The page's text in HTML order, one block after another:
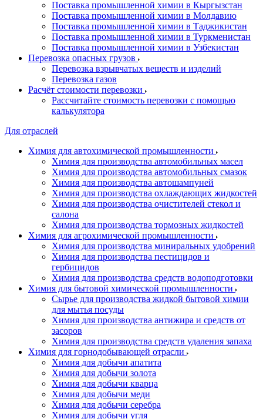
Поставка промышленной химии в Кыргызстан
Поставка промышленной химии в Молдавию
Поставка промышленной химии в Таджикистан
Поставка промышленной химии в Туркменистан
Поставка промышленной химии в Узбекистан
Перевозка опасных грузов
Перевозка взрывчатых веществ и изделий
Перевозка газов
Расчёт стоимости перевозки
Рассчитайте стоимость перевозки с помощью
калькулятора
Для отраслей
Химия для автохимической промышленности
Химия для производства автомобильных масел
Химия для производства автомобильных смазок
Химия для производства автошампуней
Химия для производства охлаждающих жидкостей
Химия для производства очистителей стекол и
салона
Химия для производства тормозных жидкостей
Химия для агрохимической промышленности
Химия для производства миниральных удобрений
Химия для производства пестицидов и
гербицидов
Химия для производства средств водоподготовки
Химия для бытовой химической промышленности
Сырье для производства жидкой бытовой химии
для мытья посуды
Химия для производства антижира и средств от
засоров
Химия для производства средств удаления запаха
Химия для горнодобывающей отрасли
Химия для добычи апатита
Химия для добычи золота
Химия для добычи кварца
Химия для добычи меди
Химия для добычи серебра
Химия для добычи угля